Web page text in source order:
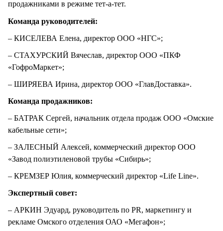
продажниками в режиме тет-а-тет.
Команда руководителей:
– КИСЕЛЕВА Елена, директор ООО «НГС»;
– СТАХУРСКИЙ Вячеслав, директор ООО «ПКФ
«ГофроМаркет»;
– ШИРЯЕВА Ирина, директор ООО «ГлавДоставка».
Команда продажников:
– БАТРАК Сергей, начальник отдела продаж ООО «Омские
кабельные сети»;
– ЗАЛЕСНЫЙ Алексей, коммерческий директор ООО
«Завод полиэтиленовой трубы «Сибирь»;
– КРЕМЗЕР Юлия, коммерческий директор «Life Line».
Экспертный совет:
– АРКИН Эдуард, руководитель по PR, маркетингу и
рекламе Омского отделения ОАО «Мегафон»;